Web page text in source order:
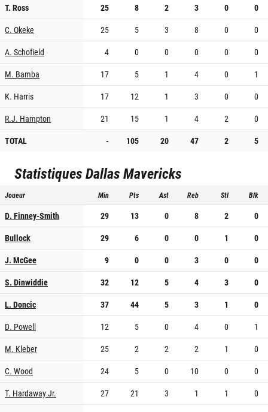
T. Ross
25 8 2 3 0
0
C. Okeke
25 5 3 8 0
0
A. Schofield
4 0 0 0 0
0
M. Bamba
17 5 1 4 0
1
K. Harris
17 12 1 3 0
0
R.J. Hampton
21 15 1 4 2
0
TOTAL
- 105 20 47 2 5
StatistiquesDallas Mavericks
Joueur Min Pts Ast Reb Stl Blk
D. Finney-Smith 29 13 0 8 2
0
Bullock
29 6 0 0 1
0
J. McGee
9 0 0 3 0
0
S. Dinwiddie
32 12 5 4 3
0
L. Doncic
37 44 5 3 1
0
D. Powell
12 5 0 4 0
1
M. Kleber
25 2 2 2 1
0
C. Wood
24 5 0 10 0
0
T. Hardaway Jr.
27 21 3 1 1
0